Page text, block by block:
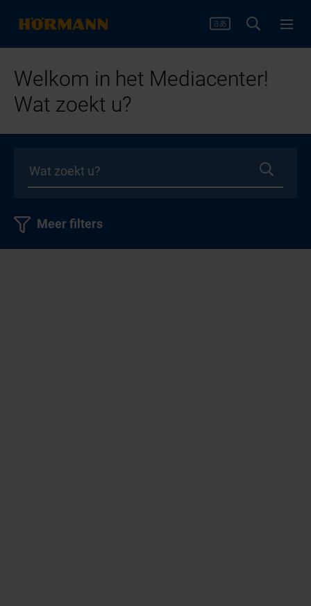
Welkom in het Mediacenter!
Wat zoekt u?
Meer filters